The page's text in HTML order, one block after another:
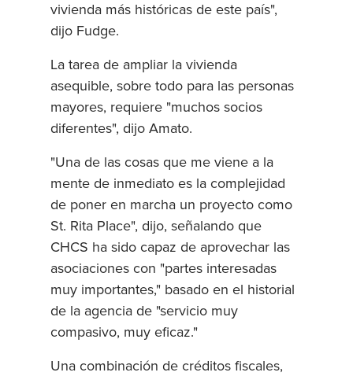
vivienda más históricas de este país",
dijo Fudge.
La tarea de ampliar la vivienda
asequible, sobre todo para las personas
mayores, requiere "muchos socios
diferentes", dijo Amato.
"Una de las cosas que me viene a la
mente de inmediato es la complejidad
de poner en marcha un proyecto como
St. Rita Place", dijo, señalando que
CHCS ha sido capaz de aprovechar las
asociaciones con "partes interesadas
muy importantes," basado en el historial
de la agencia de "servicio muy
compasivo, muy eficaz."
Una combinación de créditos fiscales,